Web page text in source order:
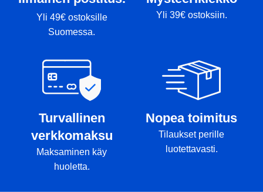
Yli 49€ ostoksille
Suomessa.
Yli 39€ ostoksiin.
Turvallinen
verkkomaksu
Maksaminen käy
huoletta.
Nopea toimitus
Tilaukset perille
luotettavasti.